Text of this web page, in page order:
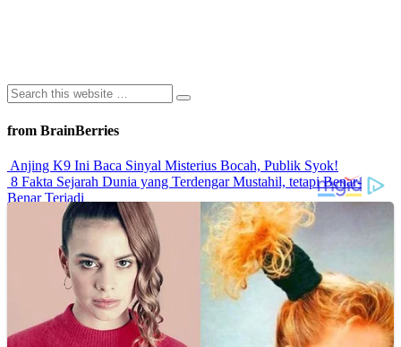
from BrainBerries
Anjing K9 Ini Baca Sinyal Misterius Bocah, Publik Syok!
8 Fakta Sejarah Dunia yang Terdengar Mustahil, tetapi Benar-
Benar Terjadi
Rahasia Sehat Sam Bimbo Yang Tetap Prima Di Usia Senja
9 Rahasia Mengejutkan Di Balik Monumen Batu Kuno Dunia!
Inilah Cara Mendeteksi Kebohongan Lewat Gerakan Bibir!
Advertisements